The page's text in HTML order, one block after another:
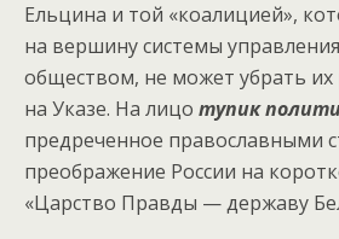
Ельцина и той «коалицией»,
на вершину системы
обществом, не может убрать их
на Указе. На лицо тупик
предреченное православными
преображение России на
«Царство Правды — державу